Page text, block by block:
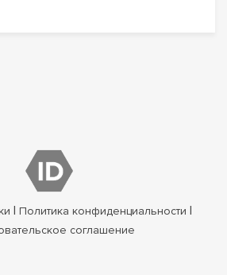
| Политика конфиденциальности |
соглашение